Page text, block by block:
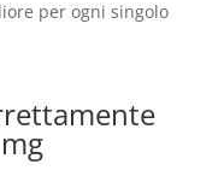
per ogni singolo